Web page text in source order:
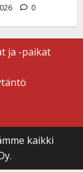
0
ja -paikat
kaikki